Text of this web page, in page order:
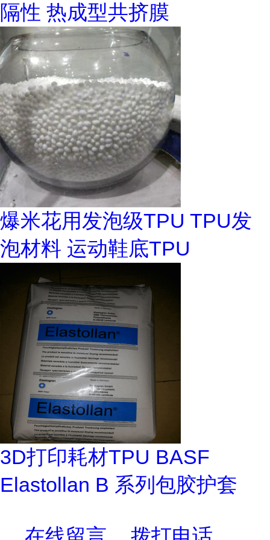
隔性 热成型共挤膜
爆米花用发泡级TPU TPU发
泡材料 运动鞋底TPU
3D打印耗材TPU BASF
Elastollan B 系列包胶护套